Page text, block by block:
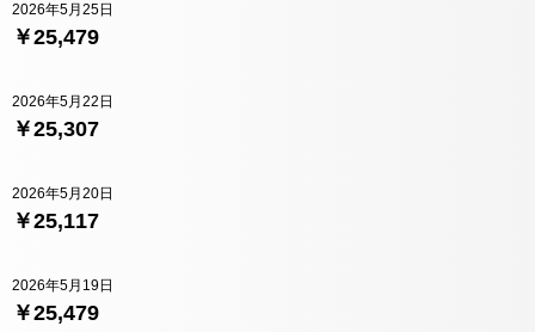
￥25,479
2026年5月25日
￥25,307
2026年5月22日
￥25,117
2026年5月20日
￥25,479
2026年5月19日